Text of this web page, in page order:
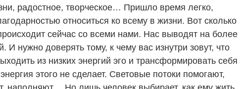
радостное, творческое… Пришло время легко,
относиться ко всему в жизни. Вот сколько
сейчас со всеми нами. Нас выводят на более
И нужно доверять тому, к чему вас изнутри зовут, что
из низких энергий эго и трансформировать себя
этого не сделает. Световые потоки помогают,